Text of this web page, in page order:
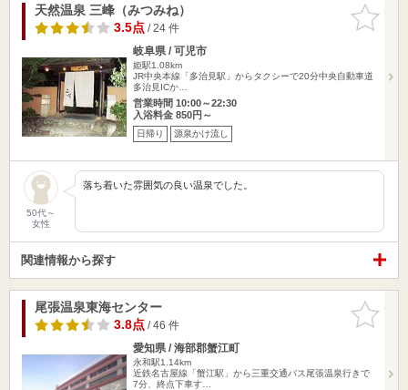
お気に入
りに追加
天然温泉 三峰（みつみね）
3.5点/ 24 件
岐阜県 / 可児市
姫駅1.08km
JR中央本線「多治見駅」からタクシーで20分中央自動車道
多治見ICか…
営業時間 10:00～22:30
入浴料金 850円～
日帰り 源泉かけ流し
50代～
女性
落ち着いた雰囲気の良い温泉でした。
関連情報から探す
お気に入
りに追加
尾張温泉東海センター
3.8点/ 46 件
愛知県 / 海部郡蟹江町
永和駅1.14km
近鉄名古屋線「蟹江駅」から三重交通バス尾張温泉行きで
7分、終点下車す…